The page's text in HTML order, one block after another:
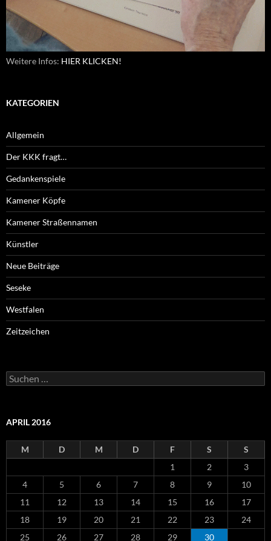
Weitere Infos: HIER KLICKEN!
KATEGORIEN
Allgemein
Der KKK fragt…
Gedankenspiele
Kamener Köpfe
Kamener Straßennamen
Künstler
Neue Beiträge
Seseke
Westfalen
Zeitzeichen
Suchen
nach:
APRIL 2016
M D M D F S
S
1
2
3
4
5 6 7 8 9
10
11
12 13 14 15 16
17
18
19 20 21 22 23
24
25
26 27 28 29 30